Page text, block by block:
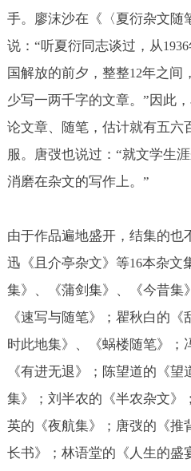
手。廖沫沙在《〈夏衍杂文随
说：“听夏衍同志谈过，从1936
国解放的前夕，整整12年之间
少写一两千字的文章。”因此
论文章、随笔，估计就有五六
服。唐弢也说过：“就文学生
消磨在杂文的写作上。”
由于作品遍地盛开，结集的也
迅《且介亭杂文》等16本杂文
集》、《蒲剑集》、《今昔集
《速写与随笔》；瞿秋白的
时此地集》、《蜗楼随笔》；
《有进无退》；陈望道的《
集》；刘半农的《半农杂文》
英的《夜航集》；唐弢的《推
长书》；林语堂的《人生的盛